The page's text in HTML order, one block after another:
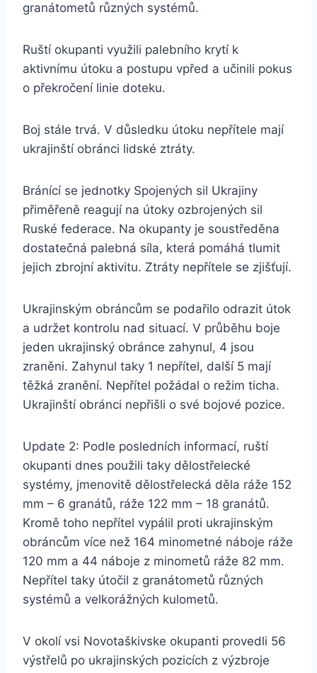
granátometů různých systémů.
Ruští okupanti využili palebního krytí k
aktivnímu útoku a postupu vpřed a učinili pokus
o překročení linie doteku.
Boj stále trvá. V důsledku útoku nepřítele mají
ukrajinští obránci lidské ztráty.
Bránící se jednotky Spojených sil Ukrajiny
přiměřeně reagují na útoky ozbrojených sil
Ruské federace. Na okupanty je soustředěna
dostatečná palebná síla, která pomáhá tlumit
jejich zbrojní aktivitu. Ztráty nepřítele se zjišťují.
Ukrajinským obráncům se podařilo odrazit útok
a udržet kontrolu nad situací. V průběhu boje
jeden ukrajinský obránce zahynul, 4 jsou
zraněni. Zahynul taky 1 nepřítel, další 5 mají
těžká zranění. Nepřítel požádal o režim ticha.
Ukrajinští obránci nepřišli o své bojové pozice.
Update 2: Podle posledních informací, ruští
okupanti dnes použili taky dělostřelecké
systémy, jmenovitě dělostřelecká děla ráže 152
mm – 6 granátů, ráže 122 mm – 18 granátů.
Kromě toho nepřítel vypálil proti ukrajinským
obráncům více než 164 minometné náboje ráže
120 mm a 44 náboje z minometů ráže 82 mm.
Nepřítel taky útočil z granátometů různých
systémů a velkorážných kulometů.
V okolí vsi Novotaškivske okupanti provedli 56
výstřelů po ukrajinských pozicích z výzbroje